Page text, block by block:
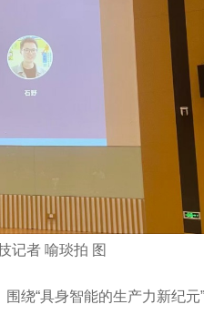
记者 喻琰拍 图
绕“具身智能的生产力新纪